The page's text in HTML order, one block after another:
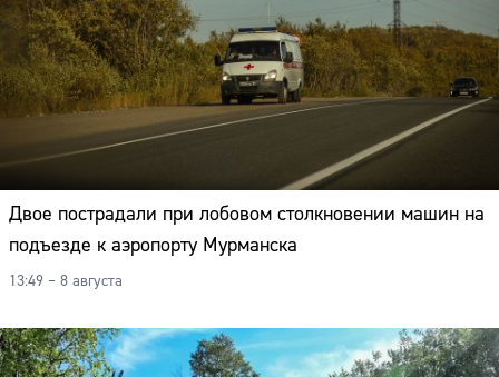
Двое пострадали при лобовом столкновении машин на
подъезде к аэропорту Мурманска
13:49 – 8 августа